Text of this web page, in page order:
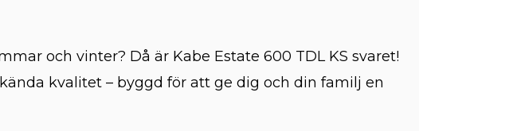
och vinter? Då är Kabe Estate 600 TDL KS svaret!
kvalitet – byggd för att ge dig och din familj en